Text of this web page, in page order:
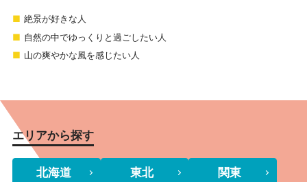
絶景が好きな人
自然の中でゆっくりと過ごしたい人
山の爽やかな風を感じたい人
エリアから探す
北海道 東北 関東